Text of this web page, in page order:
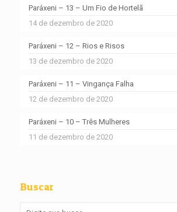
Paráxeni – 13 – Um Fio de Hortelã
14 de dezembro de 2020
Paráxeni – 12 – Rios e Risos
13 de dezembro de 2020
Paráxeni – 11 – Vingança Falha
12 de dezembro de 2020
Paráxeni – 10 – Três Mulheres
11 de dezembro de 2020
Buscar